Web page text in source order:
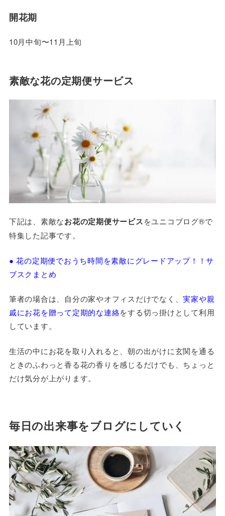
開花期
10月中旬〜11月上旬
素敵な花の定期便サービス
下記は、素敵なお花の定期便サービスをユニコブログ®で
特集した記事です。
● 花の定期便でおうち時間を素敵にグレードアップ！！サ
ブスクまとめ
筆者の場合は、自分の家やオフィスだけでなく、実家や親
戚にお花を贈って定期的な連絡をする切っ掛けとして利用
しています。
生活の中にお花を取り入れると、朝の出がけに玄関を通る
ときのふわっと香る花の香りを感じるだけでも、ちょっと
だけ気分が上がります。
毎日の出来事をブログにしていく